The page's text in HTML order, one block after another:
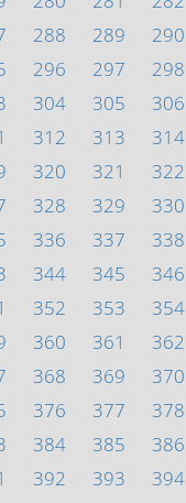
288 289 290
296 297 298
304 305 306
312 313 314
320 321 322
328 329 330
336 337 338
344 345 346
352 353 354
360 361 362
368 369 370
376 377 378
384 385 386
392 393 394